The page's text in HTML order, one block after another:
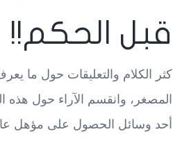
قبل الحكم!!
كثر الكلام والتعليقات حول ما
المصغر، وانقسم الآراء حول هذه
أحد وسائل الحصول على مؤهل